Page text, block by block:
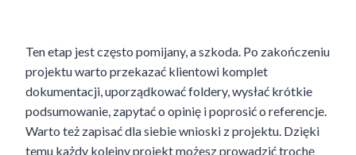
Ten etap jest często pomijany, a szkoda. Po zakończeniu
projektu warto przekazać klientowi komplet
dokumentacji, uporządkować foldery, wysłać krótkie
podsumowanie, zapytać o opinię i poprosić o referencje.
Warto też zapisać dla siebie wnioski z projektu. Dzięki
temu każdy kolejny projekt możesz prowadzić trochę